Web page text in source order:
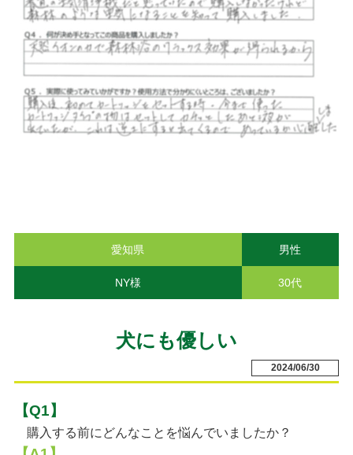
愛知県 男性
NY様 30代
犬にも優しい
2024/06/30
【Q1】
購入する前にどんなことを悩んでいましたか？